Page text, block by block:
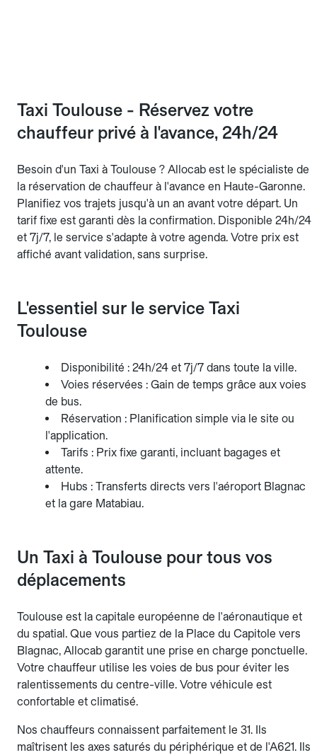
Taxi Toulouse - Réservez votre
chauffeur privé à l'avance, 24h/24
Besoin d'un Taxi à Toulouse ? Allocab est le spécialiste de
la réservation de chauffeur à l'avance en Haute-Garonne.
Planifiez vos trajets jusqu'à un an avant votre départ. Un
tarif fixe est garanti dès la confirmation. Disponible 24h/24
et 7j/7, le service s'adapte à votre agenda. Votre prix est
affiché avant validation, sans surprise.
L'essentiel sur le service Taxi
Toulouse
Disponibilité : 24h/24 et 7j/7 dans toute la ville.
Voies réservées : Gain de temps grâce aux voies
de bus.
Réservation : Planification simple via le site ou
l'application.
Tarifs : Prix fixe garanti, incluant bagages et
attente.
Hubs : Transferts directs vers l'aéroport Blagnac
et la gare Matabiau.
Un Taxi à Toulouse pour tous vos
déplacements
Toulouse est la capitale européenne de l'aéronautique et
du spatial. Que vous partiez de la Place du Capitole vers
Blagnac, Allocab garantit une prise en charge ponctuelle.
Votre chauffeur utilise les voies de bus pour éviter les
ralentissements du centre-ville. Votre véhicule est
confortable et climatisé.
Nos chauffeurs connaissent parfaitement le 31. Ils
maîtrisent les axes saturés du périphérique et de l'A621. Ils